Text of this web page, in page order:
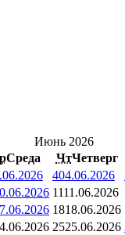
Июнь 2026
Среда ЧтЧетверг
404.06.2026
1111.06.2026
1818.06.2026
2525.06.2026